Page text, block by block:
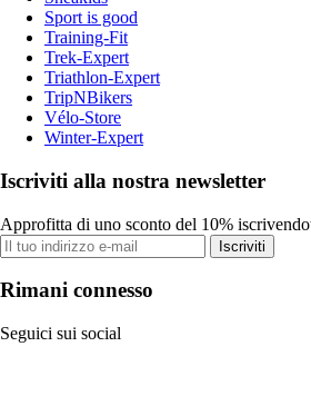
Sport is good
Training-Fit
Trek-Expert
Triathlon-Expert
TripNBikers
Vélo-Store
Winter-Expert
Iscriviti alla nostra newsletter
Approfitta di uno sconto del 10%
Iscriviti
Rimani connesso
Seguici sui social